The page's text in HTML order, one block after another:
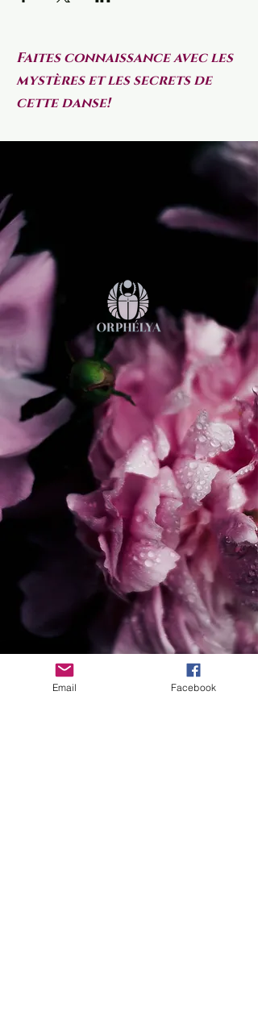
Faites connaissance avec les
mystères et les secrets de
cette danse!
Email Facebook